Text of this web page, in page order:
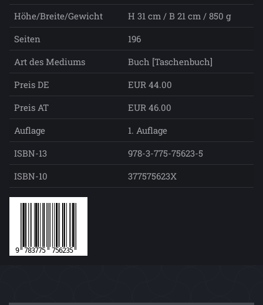
Höhe/Breite/Gewicht
H 31 cm / B 21 cm / 850 g
Seiten
196
Art des Mediums
Buch [Taschenbuch]
Preis DE
EUR 44.00
Preis AT
EUR 46.00
Auflage
1. Auflage
ISBN-13
978-3-775-75623-5
ISBN-10
377575623X